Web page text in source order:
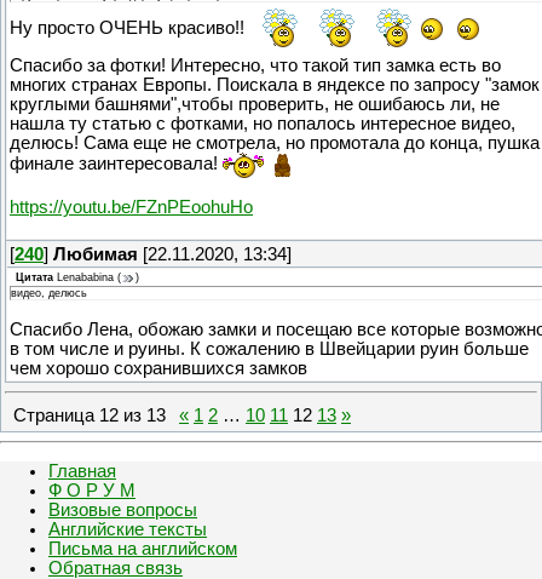
Ну просто ОЧЕНЬ красиво!!
Спасибо за фотки! Интересно, что такой тип замка есть во
многих странах Европы. Поискала в яндексе по запросу
круглыми башнями",чтобы проверить, не ошибаюсь ли, не
нашла ту статью с фотками, но попалось интересное видео,
делюсь! Сама еще не смотрела, но промотала до конца, пушка
финале заинтересовала!
https://youtu.be/FZnPEoohuHo
[240] Любимая [22.11.2020, 13:34]
Цитата Lenababina (
)
видео, делюсь
Спасибо Лена, обожаю замки и посещаю все которые
в том числе и руины. К сожалению в Швейцарии руин больше
чем хорошо сохранившихся замков
Страница 12 из 13 « 1 2 … 10 11 12 13 »
Главная
Ф О Р У М
Визовые вопросы
Английские тексты
Письма на английском
Обратная связь